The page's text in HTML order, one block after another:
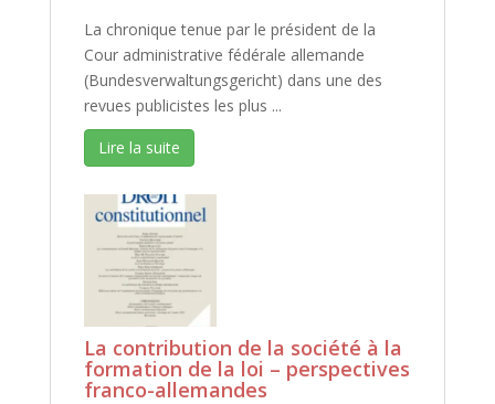
La chronique tenue par le président de la
Cour administrative fédérale allemande
(Bundesverwaltungsgericht) dans une des
revues publicistes les plus ...
Lire la suite
La contribution de la société à la
formation de la loi – perspectives
franco-allemandes